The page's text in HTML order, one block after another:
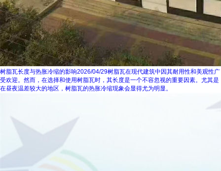
树脂瓦长度与热胀冷缩的影响2026/04/29树脂瓦在现代建筑中因其耐用性和美观性广
受欢迎。然而，在选择和使用树脂瓦时，其长度是一个不容忽视的重要因素。尤其是
在昼夜温差较大的地区，树脂瓦的热胀冷缩现象会显得尤为明显。